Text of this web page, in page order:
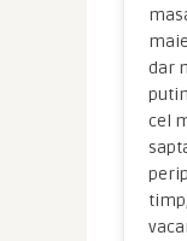
dar
cel